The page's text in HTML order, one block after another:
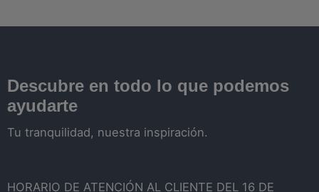
Descubre en todo lo que podemos
ayudarte
Tu tranquilidad, nuestra inspiración.
HORARIO DE ATENCIÓN AL CLIENTE DEL 16 DE